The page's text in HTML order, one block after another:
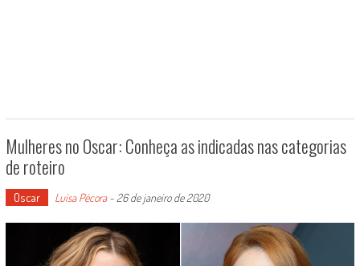
Mulheres no Oscar: Conheça as indicadas nas categorias
de roteiro
Oscar Luísa Pécora-26 de janeiro de 2020